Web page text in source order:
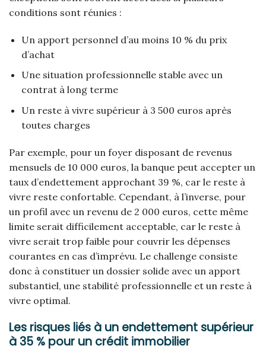
conditions sont réunies :
Un apport personnel d’au moins 10 % du prix
d’achat
Une situation professionnelle stable avec un
contrat à long terme
Un reste à vivre supérieur à 3 500 euros après
toutes charges
Par exemple, pour un foyer disposant de revenus
mensuels de 10 000 euros, la banque peut accepter un
taux d’endettement approchant 39 %, car le reste à
vivre reste confortable. Cependant, à l’inverse, pour
un profil avec un revenu de 2 000 euros, cette même
limite serait difficilement acceptable, car le reste à
vivre serait trop faible pour couvrir les dépenses
courantes en cas d’imprévu. Le challenge consiste
donc à constituer un dossier solide avec un apport
substantiel, une stabilité professionnelle et un reste à
vivre optimal.
Les risques liés à un endettement supérieur
à 35 % pour un crédit immobilier